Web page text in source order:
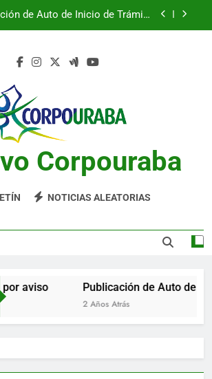
de Auto de Inicio de Trámite
Notificación por aviso
de Auto de Inicio de Trámite
de Auto de Inicio de Trámite
CITACIONES
Corpouraba
NOTICIAS ALEATORIAS
aviso Publicación de Auto de
2 Años Atrás